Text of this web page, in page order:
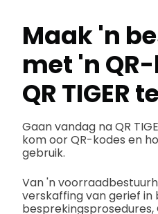
Maak 'n
met 'n
QR TIGER
Gaan vandag na QR
kom oor QR-kodes en
gebruik.
Van 'n
verskaffing van gerief in
besprekingsprosedures,